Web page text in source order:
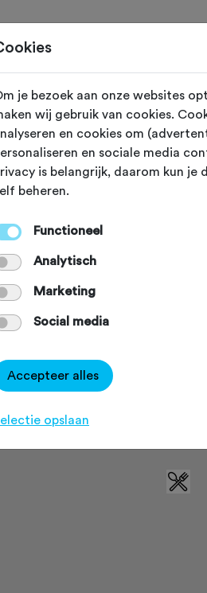
Café
je bezoek aan onze websites
wij gebruik van cookies.
en cookies om
en sociale media
is belangrijk, daarom kun je
beheren.
Functioneel
Analytisch
Marketing
Social media
Accepteer alles
opslaan